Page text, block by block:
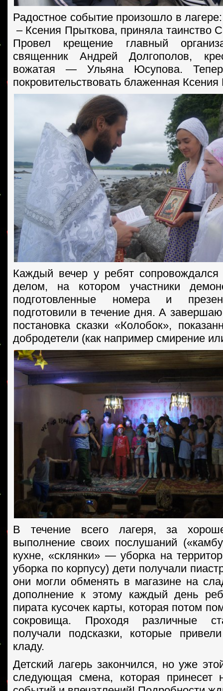
Радостное событие произошло в
– Ксения Прыткова, приняла таинство
Провел крещение главный
священник Андрей Долгополов,
вожатая — Ульяна Юсупова.
покровительствовать блаженная Ксения
Каждый вечер у ребят
делом, на котором участники
подготовленные номера и
подготовили в течение дня. А
постановка сказки «Колобок»,
добродетели (как например смирение
В течение всего лагеря, за
выполнение своих послушаний
кухне, «склянки» — уборка на
уборка по корпусу) дети получали
они могли обменять в магазине на
дополнение к этому каждый день
пирата кусочек карты, которая потом
сокровища. Проходя различные
получали подсказки, которые
кладу.
Детский лагерь закончился, но уже
следующая смена, которая принесет